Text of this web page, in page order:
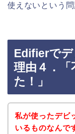
使えないという
Edifierで
理由４．
た！」
私が使ったデビ
いるものなんで